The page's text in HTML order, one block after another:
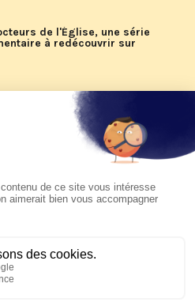
de l'Église, une série
à redécouvrir sur
d'été 2026 de KTO
pastorale du pape Léon
à suivre sur KTO le
août
en Uruguay, Argentine et
6 au 17 novembre 2026